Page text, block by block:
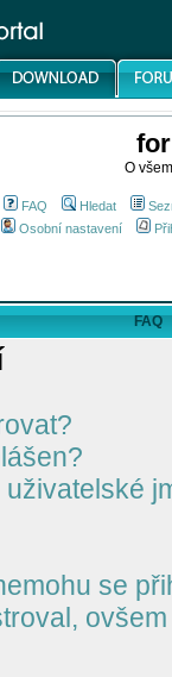
O
FAQ Hledat
Osobní nastavení
FAQ
se